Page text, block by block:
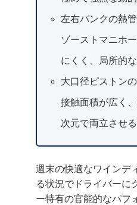
左右バンクの熱
ゾーストマニホ
にくく、局所的
大口径ピストン
接触面積が広く
次元で両立させ
週末の快適なワインデ
る状況でドライバーに
ー特有の官能的なパフ